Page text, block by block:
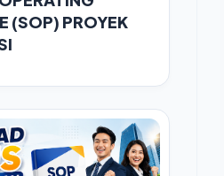
(SOP) PROYEK